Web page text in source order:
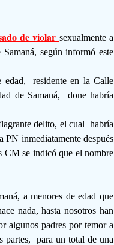
de violar sexualmente a
según informó este
edad, residente en la Calle
de Samaná, done habría
delito, el cual habría
PN inmediatamente después
CM se indicó que el nombre
a menores de edad que
nada, hasta nosotros han
algunos padres por temor a
partes, para un total de una